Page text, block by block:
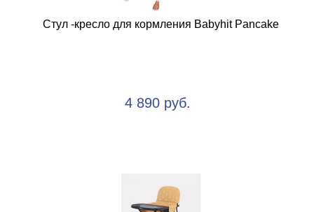
Стул -кресло для кормления Babyhit Pancake
4 890 руб.